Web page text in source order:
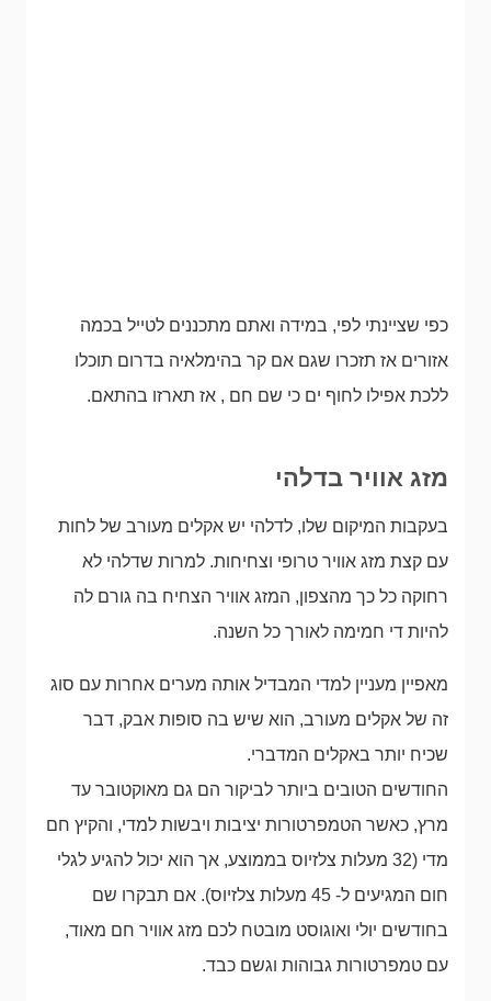
כפי שציינתי לפי, במידה ואתם מתכננים לטייל בכמה
אזורים אז תזכרו שגם אם קר בהימלאיה בדרום תוכלו
ללכת אפילו לחוף ים כי שם חם , אז תארזו בהתאם.
מזג אוויר בדלהי
בעקבות המיקום שלו, לדלהי יש אקלים מעורב של לחות
עם קצת מזג אוויר טרופי וצחיחות. למרות שדלהי לא
רחוקה כל כך מהצפון, המזג אוויר הצחיח בה גורם לה
להיות די חמימה לאורך כל השנה.
מאפיין מעניין למדי המבדיל אותה מערים אחרות עם סוג
זה של אקלים מעורב, הוא שיש בה סופות אבק, דבר
שכיח יותר באקלים המדברי.
החודשים הטובים ביותר לביקור הם גם מאוקטובר עד
מרץ, כאשר הטמפרטורות יציבות ויבשות למדי, והקיץ חם
מדי (32 מעלות צלזיוס בממוצע, אך הוא יכול להגיע לגלי
חום המגיעים ל- 45 מעלות צלזיוס). אם תבקרו שם
בחודשים יולי ואוגוסט מובטח לכם מזג אוויר חם מאוד,
עם טמפרטורות גבוהות וגשם כבד.